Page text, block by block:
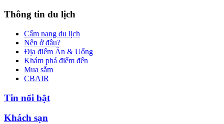
Thông tin du lịch
Cẩm nang du lịch
Nên ở đâu?
Địa điểm Ăn & Uống
Khám phá điểm đến
Mua sắm
CBAIR
Tin nổi bật
Khách sạn